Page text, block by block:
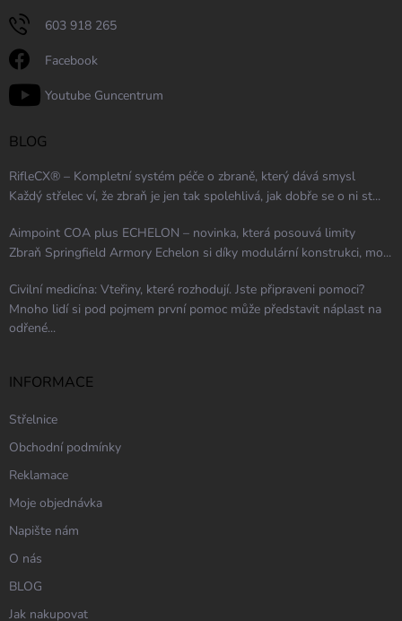
603 918 265
Facebook
Youtube Guncentrum
BLOG
RifleCX® – Kompletní systém péče o zbraně, který dává smysl
Každý střelec ví, že zbraň je jen tak spolehlivá, jak dobře se o ni st...
Aimpoint COA plus ECHELON – novinka, která posouvá limity
Zbraň Springfield Armory Echelon si díky modulární konstrukci, mo...
Civilní medicína: Vteřiny, které rozhodují. Jste připraveni pomoci?
Mnoho lidí si pod pojmem první pomoc může představit náplast na
odřené...
INFORMACE
Střelnice
Obchodní podmínky
Reklamace
Moje objednávka
Napište nám
O nás
BLOG
Jak nakupovat